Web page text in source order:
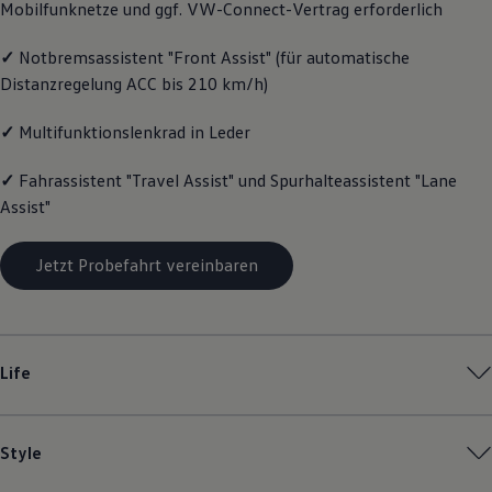
Magazin
Transport
Familie
Pannen- und Unfallhilfe
Mobilfunknetze und ggf. VW-Connect-Vertrag erforderlich
✓ Notbremsassistent "Front Assist" (für automatische
Distanzregelung ACC bis 210 km/h)
✓ Multifunktionslenkrad in Leder
✓ Fahrassistent "Travel Assist" und Spurhalteassistent "Lane
Assist"
Jetzt Probefahrt vereinbaren
Life
Style